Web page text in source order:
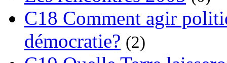
C18 Comment agir
démocratie? (2)